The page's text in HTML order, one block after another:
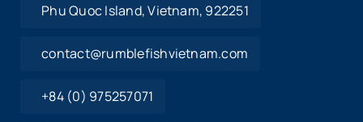
Phu Quoc Island, Vietnam, 922251
contact@rumblefishvietnam.com
+84 (0) 975257071